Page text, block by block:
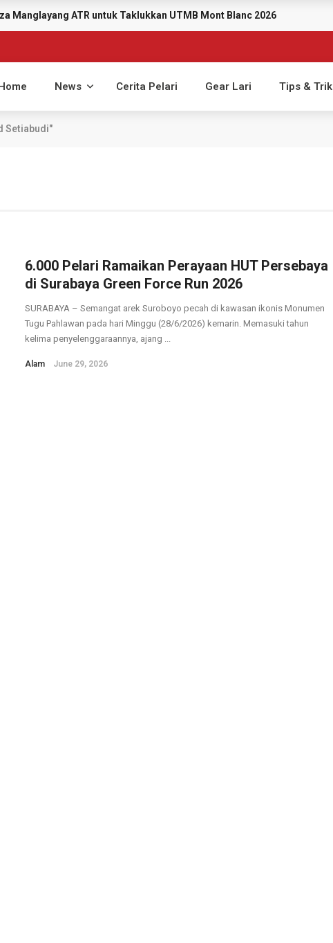
Manglayang ATR untuk Taklukkan UTMB Mont Blanc 2026
News Cerita Pelari Gear Lari Tips & Trik
Setiabudi"
6.000 Pelari Ramaikan Perayaan HUT Persebaya
di Surabaya Green Force Run 2026
SURABAYA – Semangat arek Suroboyo pecah di kawasan ikonis Monumen
Tugu Pahlawan pada hari Minggu (28/6/2026) kemarin. Memasuki tahun
kelima penyelenggaraannya, ajang ...
Alam June 29, 2026